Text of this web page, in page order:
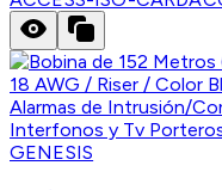
GENESIS